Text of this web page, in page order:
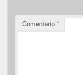
Comentario *